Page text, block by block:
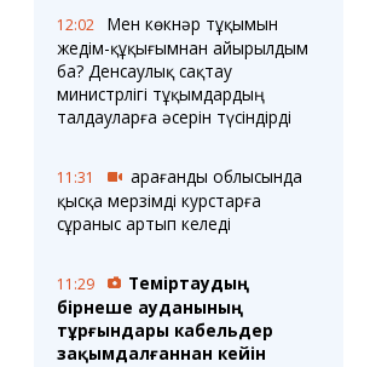
12:02
Мен көкнәр тұқымын
жедім-құқығымнан айырылдым
ба? Денсаулық сақтау
министрлігі тұқымдардың
талдауларға әсерін түсіндірді
11:31
Қарағанды облысында
қысқа мерзімді курстарға
сұраныс артып келеді
11:29
Теміртаудың
бірнеше ауданының
тұрғындары кабельдер
зақымдалғаннан кейін